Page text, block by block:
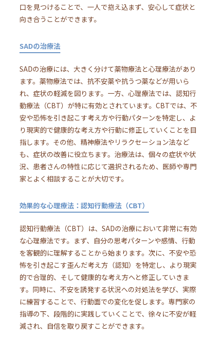
口を見つけることで、一人で抱え込まず、安心して症状と
向き合うことができます。
SADの治療法
SADの治療には、大きく分けて薬物療法と心理療法があり
ます。薬物療法では、抗不安薬や抗うつ薬などが用いら
れ、症状の軽減を図ります。一方、心理療法では、認知行
動療法（CBT）が特に有効とされています。CBTでは、不
安や恐怖を引き起こす考え方や行動パターンを特定し、よ
り現実的で健康的な考え方や行動に修正していくことを目
指します。その他、精神療法やリラクセーション法など
も、症状の改善に役立ちます。治療法は、個々の症状や状
況、患者さんの特性に応じて選択されるため、医師や専門
家とよく相談することが大切です。
効果的な心理療法：認知行動療法（CBT）
認知行動療法（CBT）は、SADの治療において非常に有効
な心理療法です。まず、自分の思考パターンや感情、行動
を客観的に理解することから始まります。次に、不安や恐
怖を引き起こす歪んだ考え方（認知）を特定し、より現実
的で合理的、そして健康的な考え方へと修正していきま
す。同時に、不安を誘発する状況への対処法を学び、実際
に練習することで、行動面での変化を促します。専門家の
指導の下、段階的に実践していくことで、徐々に不安が軽
減され、自信を取り戻すことができます。